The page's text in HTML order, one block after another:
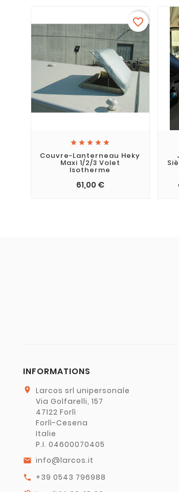
    
Couvre-Lanterneau Heky
Maxi 1/2/3 Volet
Isotherme
61,00 €
favorite_border
INFORMATIONS
location_on
Larcos srl unipersonale
Via Golfarelli, 157
47122 Forlì
Forlì-Cesena
Italie
P.I. 04600070405
email info@larcos.it
call +39 0543 796988